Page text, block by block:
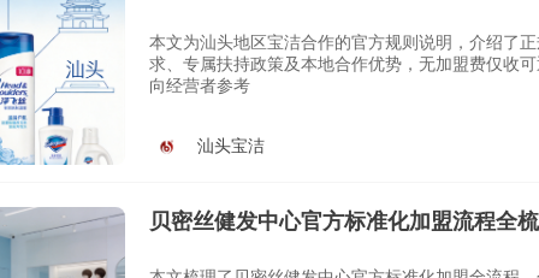
本文为汕头地区宝洁合作的官方规则说明，介绍了
求、专属扶持政策及本地合作优势，无加盟费仅收
向经营者参考
汕头宝洁
贝密丝健发中心官方标准化加盟流程全